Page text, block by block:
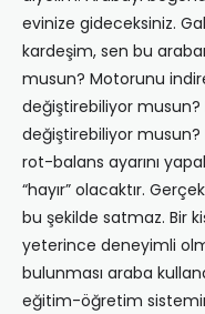
evinize gideceksiniz.
kardeşim, sen bu
musun? Motorunu
değiştirebiliyor musun?
değiştirebiliyor
rot-balans ayarını
“hayır” olacaktır.
bu şekilde satmaz. Bir
yeterince deneyimli
bulunması araba
eğitim-öğretim